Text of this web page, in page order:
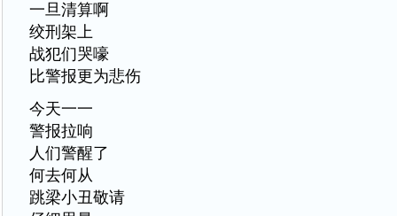
一旦清算啊
绞刑架上
战犯们哭嚎
比警报更为悲伤
今天一一
警报拉响
人们警醒了
何去何从
跳梁小丑敬请